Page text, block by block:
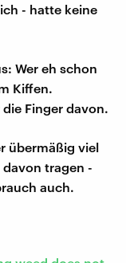
- hatte keine
Wer eh schon
Kiffen.
Finger davon.
übermäßig viel
tragen -
auch.